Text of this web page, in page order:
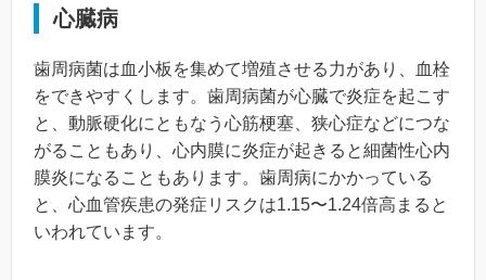
心臓病
歯周病菌は血小板を集めて増殖させる力があり、血栓
をできやすくします。歯周病菌が心臓で炎症を起こす
と、動脈硬化にともなう心筋梗塞、狭心症などにつな
がることもあり、心内膜に炎症が起きると細菌性心内
膜炎になることもあります。歯周病にかかっている
と、心血管疾患の発症リスクは1.15〜1.24倍高まると
いわれています。